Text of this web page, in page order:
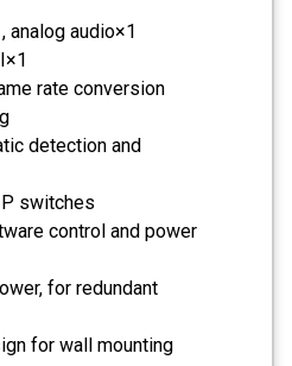
analog audio×1
rate conversion
detection and
switches
control and power
for redundant
for wall mounting